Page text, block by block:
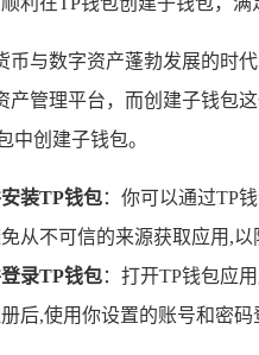
币与数字资产蓬勃发展的时
产管理平台，而创建子钱包
中创建子钱包。
装TP钱包：你可以通过TP
从不可信的来源获取应用,以
录TP钱包：打开TP钱包应
后,使用你设置的账号和密码